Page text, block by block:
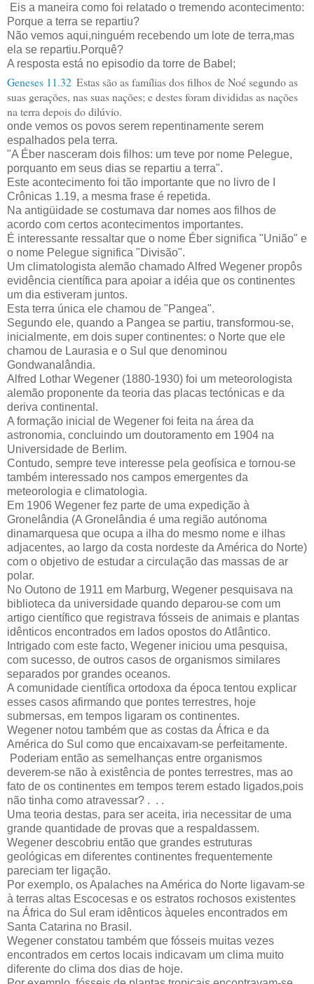
Eis a maneira como foi relatado o tremendo acontecimento:
Porque a terra se repartiu?
Não vemos aqui,ninguém recebendo um lote de terra,mas
ela se repartiu.Porquê?
A resposta está no episodio da torre de Babel;
Geneses 11.32 Estas são as famílias dos filhos de Noé segundo as
suas gerações, nas suas nações; e destes foram divididas as nações
na terra depois do dilúvio.
onde vemos os povos serem repentinamente serem
espalhados pela terra.
"A Éber nasceram dois filhos: um teve por nome Pelegue,
porquanto em seus dias se repartiu a terra".
Este acontecimento foi tão importante que no livro de I
Crônicas 1.19, a mesma frase é repetida.
Na antigüidade se costumava dar nomes aos filhos de
acordo com certos acontecimentos importantes.
É interessante ressaltar que o nome Éber significa "União" e
o nome Pelegue significa "Divisão".
Um climatologista alemão chamado Alfred Wegener propôs
evidência científica para apoiar a idéia que os continentes
um dia estiveram juntos.
Esta terra única ele chamou de "Pangea".
Segundo ele, quando a Pangea se partiu, transformou-se,
inicialmente, em dois super continentes: o Norte que ele
chamou de Laurasia e o Sul que denominou
Gondwanalândia.
Alfred Lothar Wegener (1880-1930) foi um meteorologista
alemão proponente da teoria das placas tectónicas e da
deriva continental.
A formação inicial de Wegener foi feita na área da
astronomia, concluindo um doutoramento em 1904 na
Universidade de Berlim.
Contudo, sempre teve interesse pela geofísica e tornou-se
também interessado nos campos emergentes da
meteorologia e climatologia.
Em 1906 Wegener fez parte de uma expedição à
Gronelândia (A Gronelândia é uma região autónoma
dinamarquesa que ocupa a ilha do mesmo nome e ilhas
adjacentes, ao largo da costa nordeste da América do Norte)
com o objetivo de estudar a circulação das massas de ar
polar.
No Outono de 1911 em Marburg, Wegener pesquisava na
biblioteca da universidade quando deparou-se com um
artigo científico que registrava fósseis de animais e plantas
idênticos encontrados em lados opostos do Atlântico.
Intrigado com este facto, Wegener iniciou uma pesquisa,
com sucesso, de outros casos de organismos similares
separados por grandes oceanos.
A comunidade científica ortodoxa da época tentou explicar
esses casos afirmando que pontes terrestres, hoje
submersas, em tempos ligaram os continentes.
Wegener notou também que as costas da África e da
América do Sul como que encaixavam-se perfeitamente.
Poderiam então as semelhanças entre organismos
deverem-se não à existência de pontes terrestres, mas ao
fato de os continentes em tempos terem estado ligados,pois
não tinha como atravessar? . . .
Uma teoria destas, para ser aceita, iria necessitar de uma
grande quantidade de provas que a respaldassem.
Wegener descobriu então que grandes estruturas
geológicas em diferentes continentes frequentemente
pareciam ter ligação.
Por exemplo, os Apalaches na América do Norte ligavam-se
à terras altas Escocesas e os estratos rochosos existentes
na África do Sul eram idênticos àqueles encontrados em
Santa Catarina no Brasil.
Wegener constatou também que fósseis muitas vezes
encontrados em certos locais indicavam um clima muito
diferente do clima dos dias de hoje.